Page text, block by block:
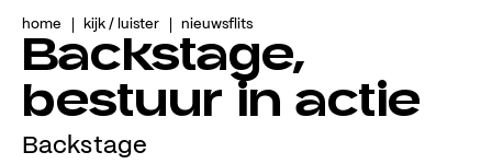
home kijk / luister nieuwsflits
Backstage,
bestuur in actie
Backstage